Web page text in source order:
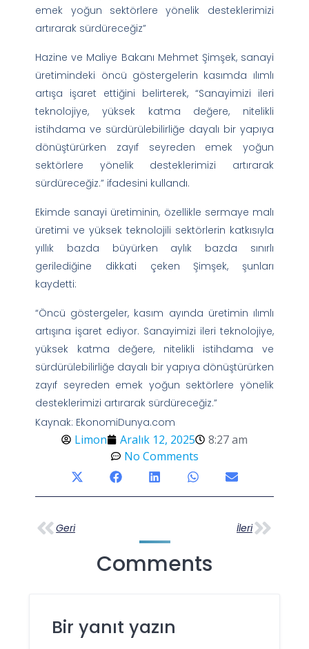
emek yoğun sektörlere yönelik desteklerimizi
artırarak sürdüreceğiz”
Hazine ve Maliye Bakanı Mehmet Şimşek, sanayi
üretimindeki öncü göstergelerin kasımda ılımlı
artışa işaret ettiğini belirterek, “Sanayimizi ileri
teknolojiye, yüksek katma değere, nitelikli
istihdama ve sürdürülebilirliğe dayalı bir yapıya
dönüştürürken zayıf seyreden emek yoğun
sektörlere yönelik desteklerimizi artırarak
sürdüreceğiz.” ifadesini kullandı.
Ekimde sanayi üretiminin, özellikle sermaye malı
üretimi ve yüksek teknolojili sektörlerin katkısıyla
yıllık bazda büyürken aylık bazda sınırlı
gerilediğine dikkati çeken Şimşek, şunları
kaydetti:
“Öncü göstergeler, kasım ayında üretimin ılımlı
artışına işaret ediyor. Sanayimizi ileri teknolojiye,
yüksek katma değere, nitelikli istihdama ve
sürdürülebilirliğe dayalı bir yapıya dönüştürürken
zayıf seyreden emek yoğun sektörlere yönelik
desteklerimizi artırarak sürdüreceğiz.”
Kaynak: EkonomiDunya.com
Limon Aralık 12, 2025
8:27 am
No Comments
Geri İleri
Comments
Bir yanıt yazın